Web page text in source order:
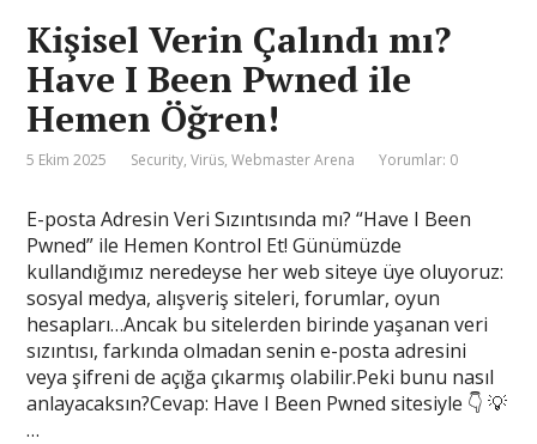
Kişisel Verin Çalındı mı?
Have I Been Pwned ile
Hemen Öğren!
5 Ekim 2025 Security,Virüs,Webmaster Arena Yorumlar: 0
E-posta Adresin Veri Sızıntısında mı? “Have I Been
Pwned” ile Hemen Kontrol Et! Günümüzde
kullandığımız neredeyse her web siteye üye oluyoruz:
sosyal medya, alışveriş siteleri, forumlar, oyun
hesapları…Ancak bu sitelerden birinde yaşanan veri
sızıntısı, farkında olmadan senin e-posta adresini
veya şifreni de açığa çıkarmış olabilir.Peki bunu nasıl
anlayacaksın?Cevap: Have I Been Pwned sitesiyle 👇 💡
…